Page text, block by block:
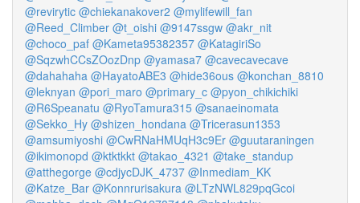
@revirytic @chiekanakover2 @mylifewill_fan
@Reed_Climber @t_oishi @9147ssgw @akr_nit
@choco_paf @Kameta95382357 @KatagiriSo
@SqzwhCCsZOozDnp @yamasa7 @cavecavecave
@dahahaha @HayatoABE3 @hide36ous @konchan_8810
@leknyan @pori_maro @primary_c @pyon_chikichiki
@R6Speanatu @RyoTamura315 @sanaeinomata
@Sekko_Hy @shizen_hondana @Tricerasun1353
@amsumiyoshi @CwRNaHMUqH3c9Er @guutaraningen
@ikimonopd @ktktkkt @takao_4321 @take_standup
@atthegorge @cdjycDJK_4737 @Inmediam_KK
@Katze_Bar @Konnrurisakura @LTzNWL829pqGcoi